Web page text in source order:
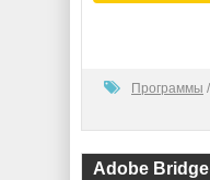
Программы /
Adobe Bridge